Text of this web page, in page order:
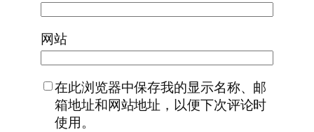
网站
在此浏览器中保存我的显示名称、邮
箱地址和网站地址，以便下次评论时
使用。